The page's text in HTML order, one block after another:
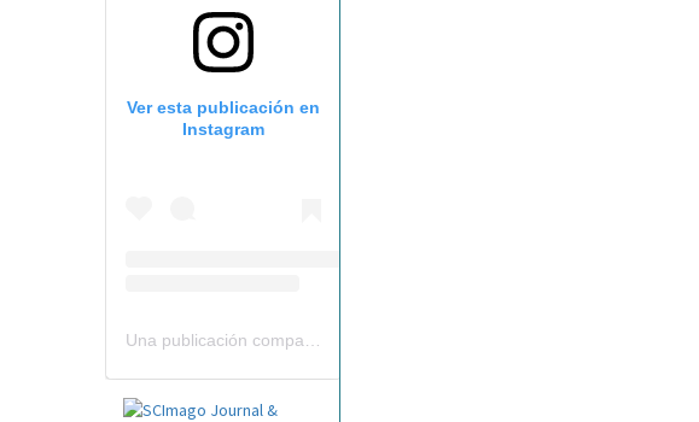
Ver esta publicación en
Instagram